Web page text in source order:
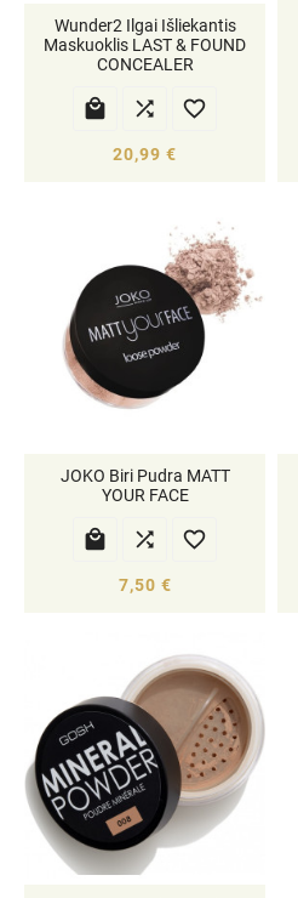
Wunder2 Ilgai Išliekantis
Maskuoklis LAST & FOUND
CONCEALER
  
20,99 €
JOKO Biri Pudra MATT
YOUR FACE
  
7,50 €